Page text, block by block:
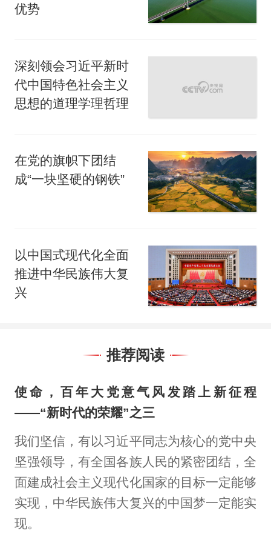
优势
深刻领会习近平新时
代中国特色社会主义
思想的道理学理哲理
在党的旗帜下团结
成“一块坚硬的钢铁”
以中国式现代化全面
推进中华民族伟大复
兴
推荐阅读
使命，百年大党意气风发踏上新征程
——“新时代的荣耀”之三
我们坚信，有以习近平同志为核心的党中央
坚强领导，有全国各族人民的紧密团结，全
面建成社会主义现代化国家的目标一定能够
实现，中华民族伟大复兴的中国梦一定能实
现。